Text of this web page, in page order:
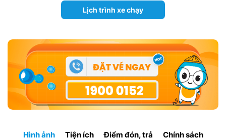
Lịch trình xe chạy
Hình ảnh Tiện ích Điểm đón, trả Chính sách